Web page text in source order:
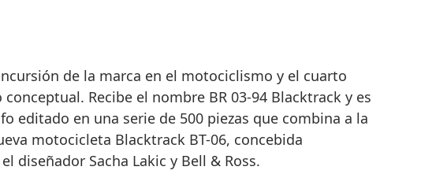
Recibe el nombre BR 03-94 Blacktrack y es
editado en una serie de 500 piezas que combina a la
motocicleta Blacktrack BT-06, concebida
diseñador Sacha Lakic y Bell & Ross.